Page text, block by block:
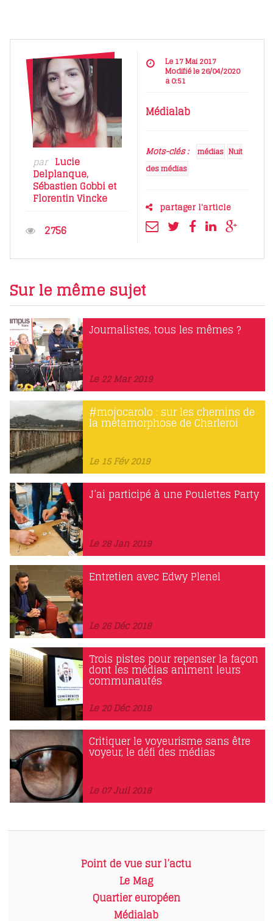
par Lucie
Delplanque,
Sébastien Gobbiet
Florentin Vincke
2756
Le 17 Mai 2017
Modifié le 26/04/2020
à 0:51
Médialab
Mots-clés : médias Nuit
des médias
partager l'article
Sur le même sujet
Journalistes, tous les mêmes ?
Le 22 Mar 2019
#mojocarolo : sur les chemins de
la métamorphose de Charleroi
Le 15 Fév 2019
J’ai participé à une Poulettes Party
Le 28 Jan 2019
Entretien avec Edwy Plenel
Le 26 Déc 2018
Trois pistes pour repenser la façon
dont les médias animent leurs
communautés
Le 20 Déc 2018
Critiquer le voyeurisme sans être
voyeur, le défi des médias
Le 07 Juil 2018
Point de vue sur l’actu
Le Mag
Quartier européen
Médialab